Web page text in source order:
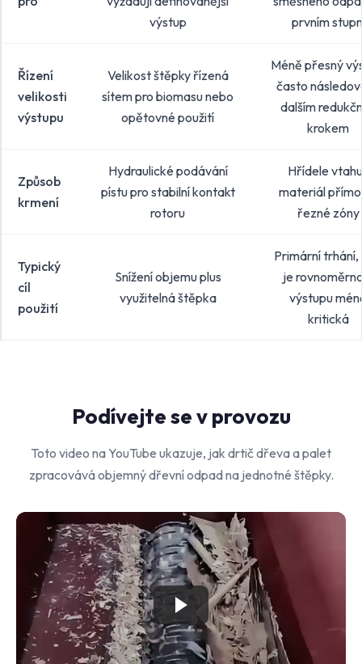
výstup
prvním
Řízení
velikosti
výstupu
Velikost štěpky řízená
sítem pro biomasu nebo
opětovné použití
Méně přesný
často
dalším
krokem
Způsob
krmení
Hydraulické podávání
pístu pro stabilní kontakt
rotoru
Hřídele
materiál
řezné zóny
Typický
cíl
použití
Snížení objemu plus
využitelná štěpka
Primární trhání,
je
výstupu
kritická
Podívejte se v provozu
Toto video na YouTube ukazuje, jak drtič dřeva a palet
zpracovává objemný dřevní odpad na jednotné štěpky.